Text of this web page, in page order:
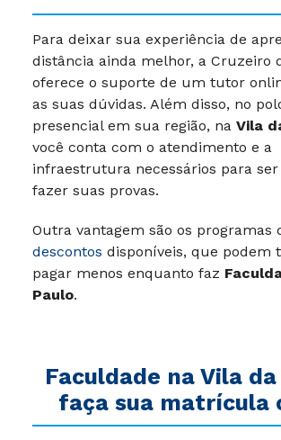
Para deixar sua experiência de
distância ainda melhor, a Cruzeiro
oferece o suporte de um tutor
as suas dúvidas. Além disso, no
presencial em sua região, na Vila
você conta com o atendimento e a
infraestrutura necessários para
fazer suas provas.
Outra vantagem são os programas
descontos disponíveis, que podem
pagar menos enquanto faz
Paulo.
Faculdade na Vila da
faça sua matrícula